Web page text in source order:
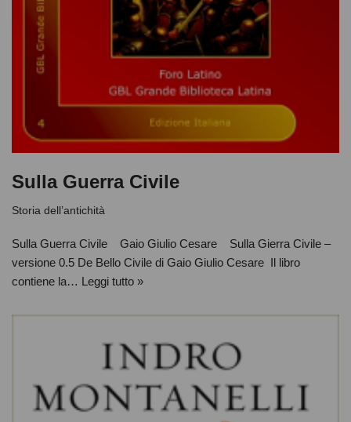
Sulla Guerra Civile
Storia dell’antichità
Sulla Guerra Civile Gaio Giulio Cesare Sulla Gierra Civile –
versione 0.5 De Bello Civile di Gaio Giulio Cesare Il libro
contiene la… Leggi tutto »